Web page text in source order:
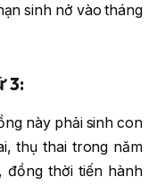
sinh nở vào tháng
3:
này phải sinh con
thụ thai trong năm
đồng thời tiến hành